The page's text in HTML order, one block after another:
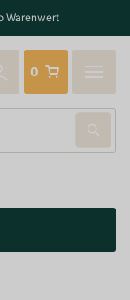
Warenwert
0